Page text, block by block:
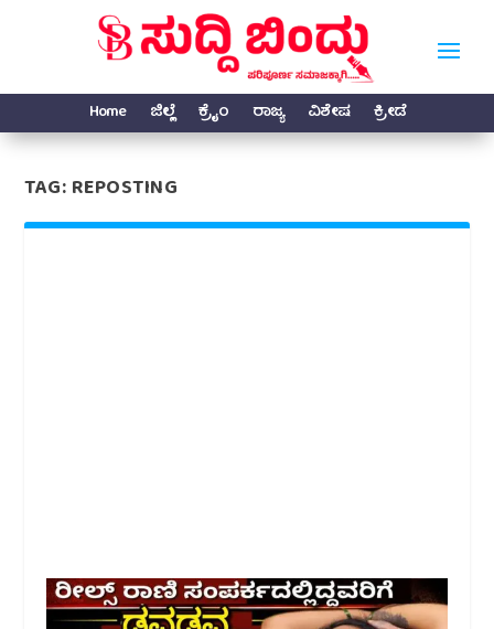
Home ಜಿಲ್ಲೆ ಕ್ರೈಂ ರಾಜ್ಯ ವಿಶೇಷ ಕ್ರೀಡೆ
TAG:REPOSTING